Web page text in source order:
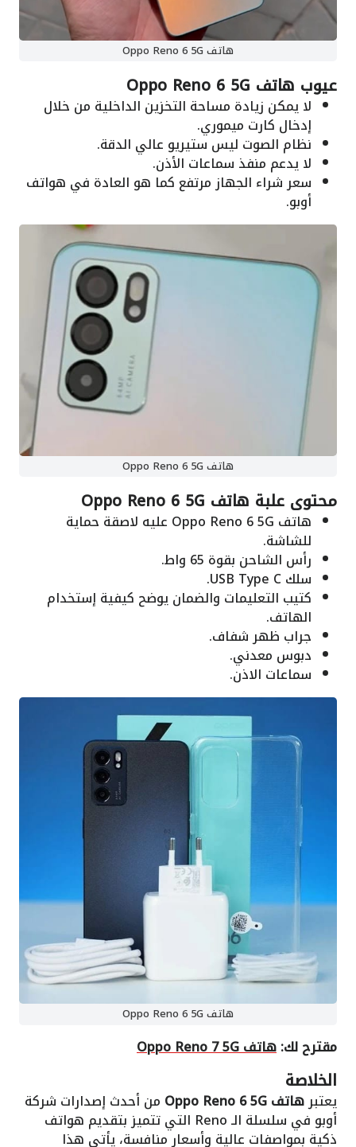
هاتف Oppo Reno 6 5G
عيوب هاتف Oppo Reno 6 5G
لا يمكن زيادة مساحة التخزين الداخلية من خلال
إدخال كارت ميموري.
نظام الصوت ليس ستيريو عالي الدقة.
لا يدعم منفذ سماعات الأذن.
سعر شراء الجهاز مرتفع كما هو العادة في هواتف
أوبو.
هاتف Oppo Reno 6 5G
محتوى علبة هاتف Oppo Reno 6 5G
هاتف Oppo Reno 6 5G عليه لاصقة حماية
للشاشة.
رأس الشاحن بقوة 65 واط.
سلك USB Type C.
كتيب التعليمات والضمان يوضح كيفية إستخدام
الهاتف.
جراب ظهر شفاف.
دبوس معدني.
سماعات الاذن.
هاتف Oppo Reno 6 5G
مقترح لك:هاتف Oppo Reno 7 5G
الخلاصة
يعتبرهاتف Oppo Reno 6 5G من أحدث إصدارات شركة
أوبو في سلسلة الـ Reno التي تتميز بتقديم هواتف
ذكية بمواصفات عالية وأسعار منافسة، يأتي هذا